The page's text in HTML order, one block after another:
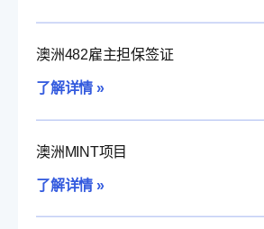
澳洲482雇主担保签证
了解详情 »
澳洲MINT项目
了解详情 »